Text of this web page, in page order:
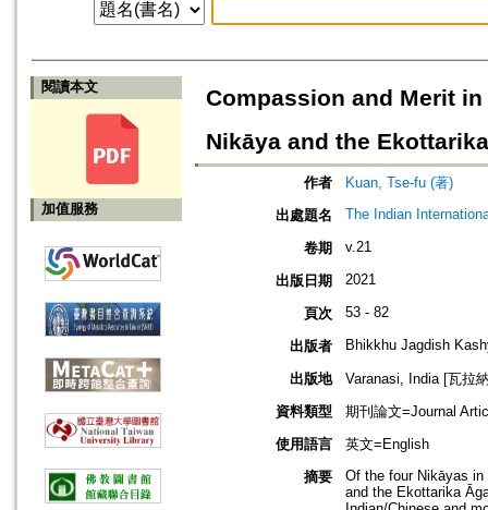
閱讀本文
加值服務
Compassion and Merit
Nikāya and the
作者
Kuan, Tse-fu (著)
出處題名
The Indian
卷期 v.21
出版日期 2021
頁次 53 - 82
出版者 Bhikkhu Jagdish
出版地
Varanasi, India [瓦拉
資料類型
期刊論文=Journal
使用語言
英文=English
摘要
Of the four Nikāyas
and the Ekottarika